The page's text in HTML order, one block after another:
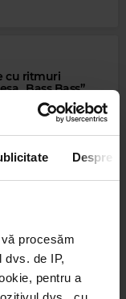
Despre
vă procesăm
dvs. de IP,
pentru a
cu ritmuri
„Bass Bass”
2023
Girls”